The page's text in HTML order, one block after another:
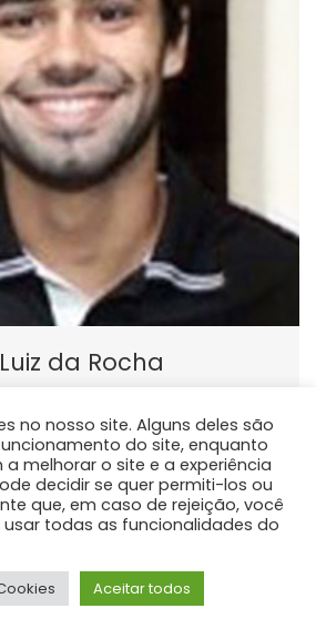
da Rocha
docente do curso de
da Universidade Estadual do
responsável pelas
Humana.
no nosso site. Alguns deles são
do site, enquanto
melhorar o site e a experiência
decidir se quer permiti-los ou
que, em caso de rejeição, você
todas as funcionalidades do
Aceitar todos